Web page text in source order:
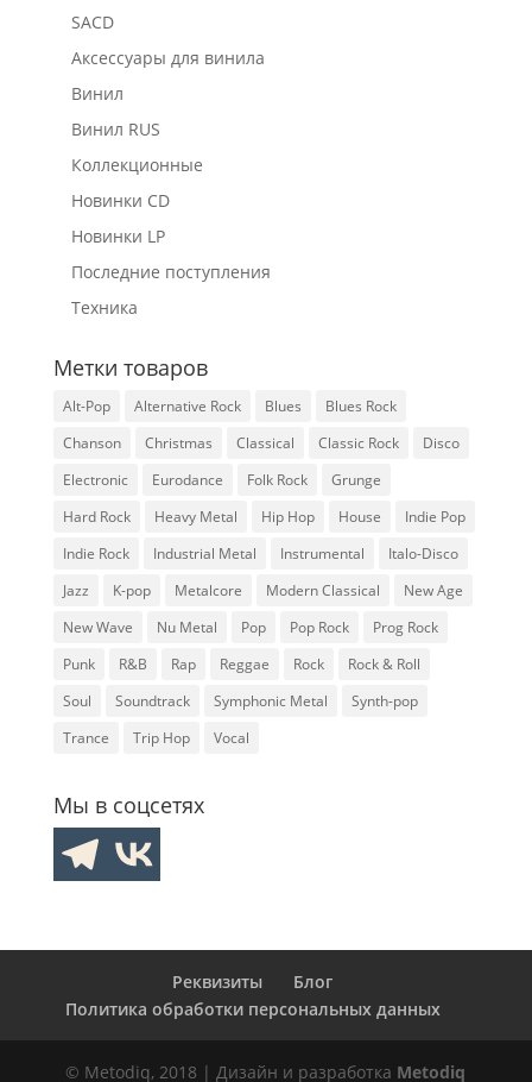
SACD
Аксессуары для винила
Винил
Винил RUS
Коллекционные
Новинки CD
Новинки LP
Последние поступления
Техника
Метки товаров
Alt-Pop Alternative Rock Blues
Blues Rock
Chanson
Christmas Classical Classic Rock
Disco
Electronic
Eurodance Folk Rock
Grunge
Hard Rock
Heavy Metal Hip Hop House
Indie Pop
Indie Rock
Industrial Metal Instrumental
Italo-Disco
Jazz
K-pop Metalcore Modern Classical
New Age
New Wave
Nu Metal Pop Pop Rock
Prog Rock
Punk
R&B Rap Reggae Rock
Rock & Roll
Soul
Soundtrack Symphonic Metal
Synth-pop
Trance
Trip Hop Vocal
Мы в соцсетях
Реквизиты
Блог
Политика обработки персональных данных
© Metodiq, 2018 | Дизайн и разработка Metodiq